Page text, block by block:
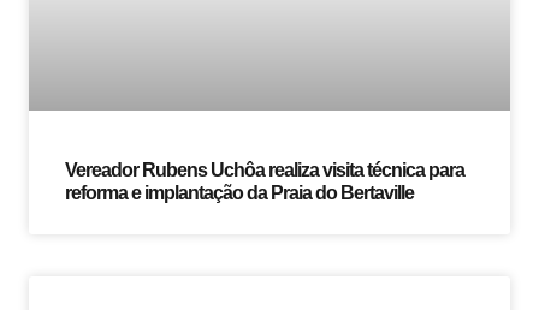
Vereador Rubens Uchôa realiza visita técnica para
reforma e implantação da Praia do Bertaville